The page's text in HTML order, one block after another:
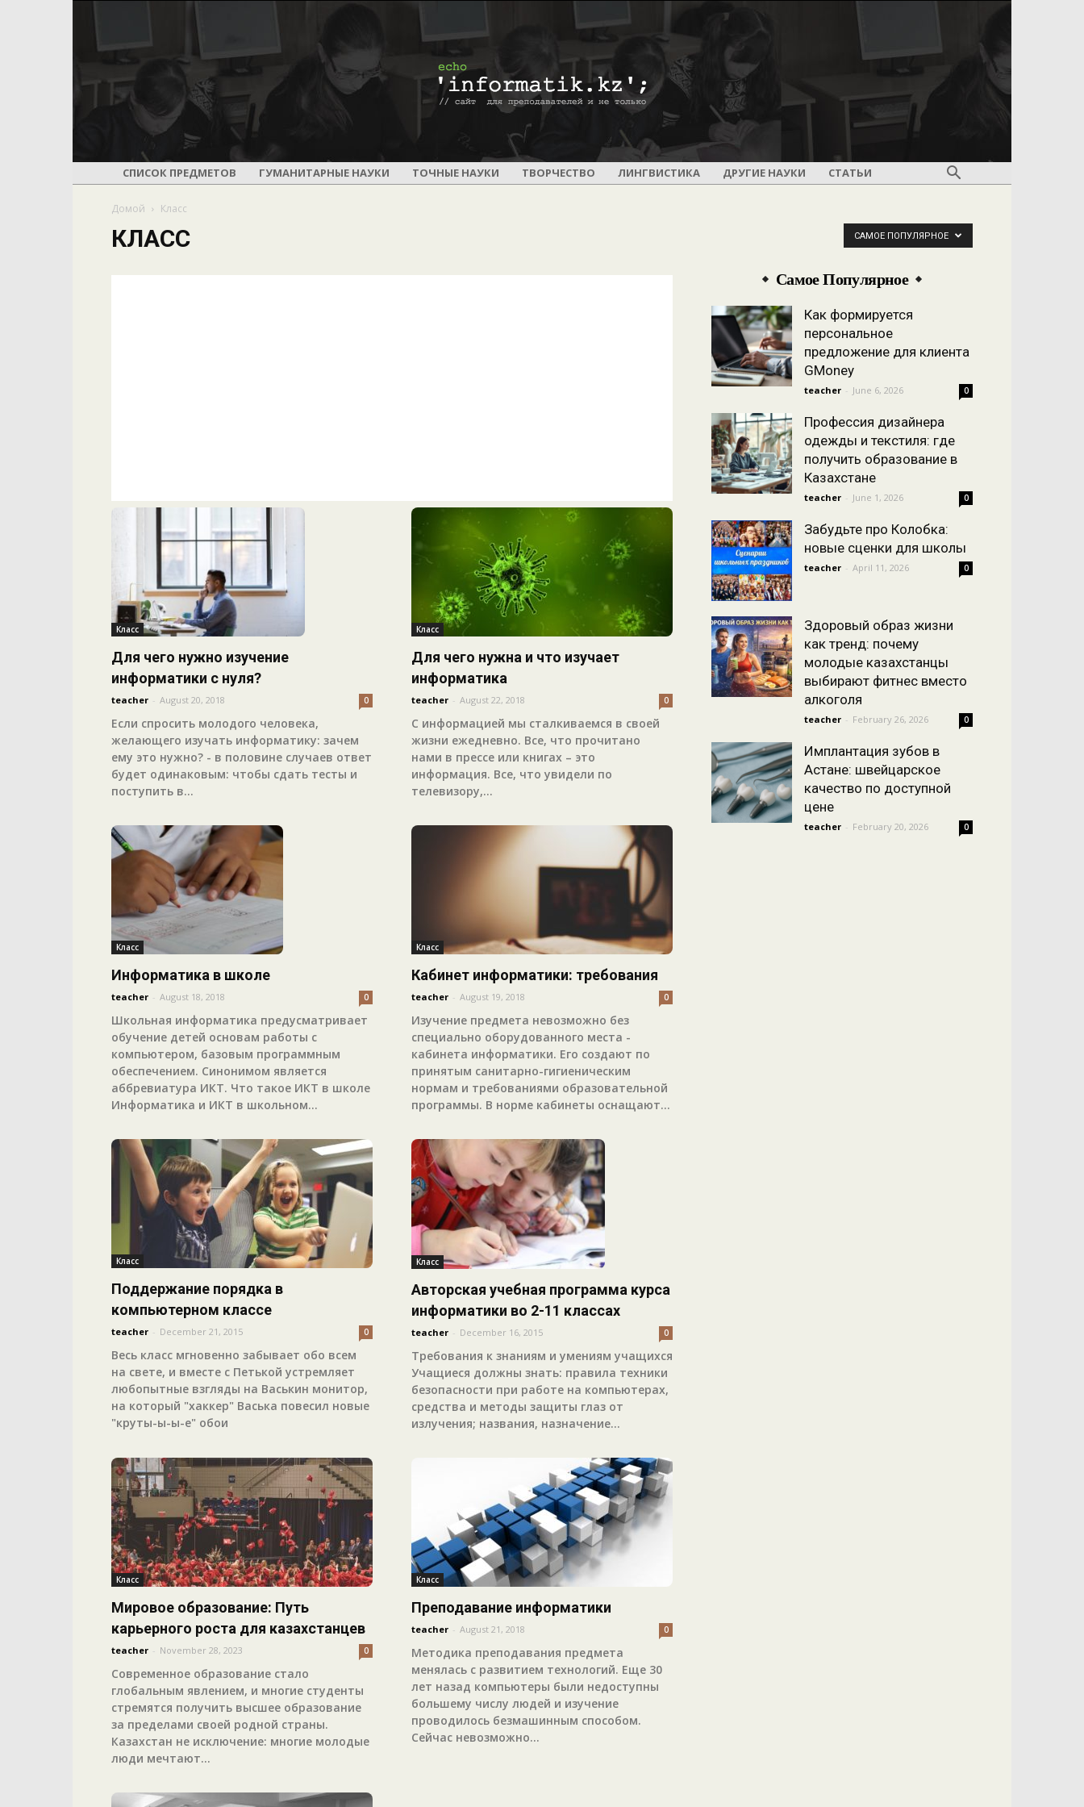
ПОУРОЧНОЕ
УРОКОВ
СПИСОК ПРЕДМЕТОВ ГУМАНИТАРНЫЕ НАУКИ ТОЧНЫЕ НАУКИ ТВОРЧЕСТВО ЛИНГВИСТИКА ДРУГИЕ НАУКИ СТАТЬИ
Домой Класс
КЛАСС САМОЕ ПОПУЛЯРНОЕ
Класс
Для чего нужно изучение
информатики с нуля?
teacher - August 20, 2018 0
Если спросить молодого человека,
желающего изучать информатику: зачем
ему это нужно? - в половине случаев ответ
будет одинаковым: чтобы сдать тесты и
поступить в...
Класс
Для чего нужна и что изучает
информатика
teacher - August 22, 2018 0
С информацией мы сталкиваемся в своей
жизни ежедневно. Все, что прочитано
нами в прессе или книгах – это
информация. Все, что увидели по
телевизору,...
Класс
Информатика в школе
teacher - August 18, 2018 0
Школьная информатика предусматривает
обучение детей основам работы с
компьютером, базовым программным
обеспечением. Синонимом является
аббревиатура ИКТ. Что такое ИКТ в школе
Информатика и ИКТ в школьном...
Класс
Кабинет информатики: требования
teacher - August 19, 2018 0
Изучение предмета невозможно без
специально оборудованного места -
кабинета информатики. Его создают по
принятым санитарно-гигиеническим
нормам и требованиями образовательной
программы. В норме кабинеты оснащают...
Класс
Поддержание порядка в
компьютерном классе
teacher - December 21, 2015 0
Весь класс мгновенно забывает обо всем
на свете, и вместе с Петькой устремляет
любопытные взгляды на Васькин монитор,
на который "хаккер" Васька повесил новые
"круты-ы-ы-е" обои
Класс
Авторская учебная программа курса
информатики во 2-11 классах
teacher - December 16, 2015 0
Требования к знаниям и умениям учащихся
Учащиеся должны знать: правила техники
безопасности при работе на компьютерах,
средства и методы защиты глаз от
излучения; названия, назначение...
Класс
Мировое образование: Путь
карьерного роста для казахстанцев
teacher - November 28, 2023 0
Современное образование стало
глобальным явлением, и многие студенты
стремятся получить высшее образование
за пределами своей родной страны.
Казахстан не исключение: многие молодые
люди мечтают...
Класс
Преподавание информатики
teacher - August 21, 2018 0
Методика преподавания предмета
менялась с развитием технологий. Еще 30
лет назад компьютеры были недоступны
большему числу людей и изучение
проводилось безмашинным способом.
Сейчас невозможно...
Самое Популярное
Как формируется
персональное
предложение для клиента
GMoney
teacher - June 6, 2026 0
Профессия дизайнера
одежды и текстиля: где
получить образование в
Казахстане
teacher - June 1, 2026 0
Забудьте про Колобка:
новые сценки для школы
teacher - April 11, 2026 0
Здоровый образ жизни
как тренд: почему
молодые казахстанцы
выбирают фитнес вместо
алкоголя
teacher - February 26, 2026 0
Имплантация зубов в
Астане: швейцарское
качество по доступной
цене
teacher - February 20, 2026 0